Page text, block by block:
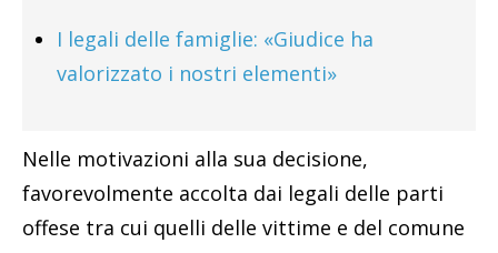
I legali delle famiglie: «Giudice ha
valorizzato i nostri elementi»
Nelle motivazioni alla sua decisione,
favorevolmente accolta dai legali delle parti
offese tra cui quelli delle vittime e del comune